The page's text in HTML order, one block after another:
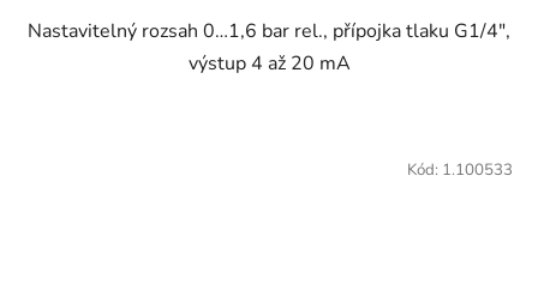
Nastavitelný rozsah 0…1,6 bar rel., přípojka tlaku G1/4",
výstup 4 až 20 mA
Kód: 1.100533